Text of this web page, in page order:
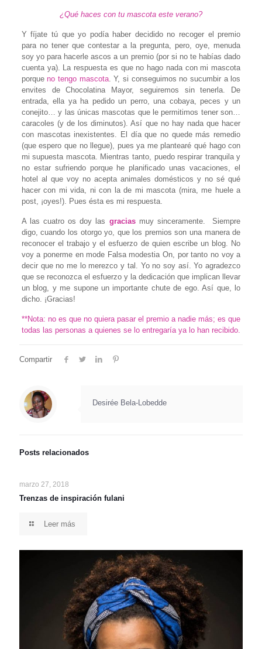
¿Qué haces con tu mascota este verano?
Y fíjate tú que yo podía haber decidido no recoger el premio
para no tener que contestar a la pregunta, pero, oye, menuda
soy yo para hacerle ascos a un premio (por si no te habías dado
cuenta ya). La respuesta es que no hago nada con mi mascota
porqueno tengo mascota. Y, si conseguimos no sucumbir a los
envites de Chocolatina Mayor, seguiremos sin tenerla. De
entrada, ella ya ha pedido un perro, una cobaya, peces y un
conejito… y las únicas mascotas que le permitimos tener son…
caracoles (y de los diminutos). Así que no hay nada que hacer
con mascotas inexistentes. El día que no quede más remedio
(que espero que no llegue), pues ya me plantearé qué hago con
mi supuesta mascota. Mientras tanto, puedo respirar tranquila y
no estar sufriendo porque he planificado unas vacaciones, el
hotel al que voy no acepta animales domésticos y no sé qué
hacer con mi vida, ni con la de mi mascota (mira, me huele a
post, ¡oyes!). Pues ésta es mi respuesta.
A las cuatro os doy las graciasmuy sinceramente. Siempre
digo, cuando los otorgo yo, que los premios son una manera de
reconocer el trabajo y el esfuerzo de quien escribe un blog. No
voy a ponerme en mode Falsa modestia On, por tanto no voy a
decir que no me lo merezco y tal. Yo no soy así. Yo agradezco
que se reconozca el esfuerzo y la dedicación que implican llevar
un blog, y me supone un importante chute de ego. Así que, lo
dicho. ¡Gracias!
**Nota: no es que no quiera pasar el premio a nadie más; es que
todas las personas a quienes se lo entregaría ya lo han recibido.
Compartir
Desirée Bela-Lobedde
Posts relacionados
marzo 27, 2018
Trenzas de inspiración fulani
Leer más